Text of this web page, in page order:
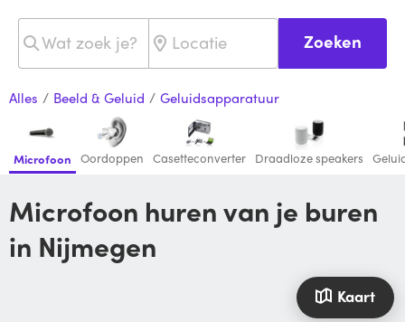
Zoeken
Alles / Beeld & Geluid / Geluidsapparatuur
Microfoon Oordoppen Casetteconverter Draadloze speakers
Microfoon huren van je buren
in Nijmegen
Kaart